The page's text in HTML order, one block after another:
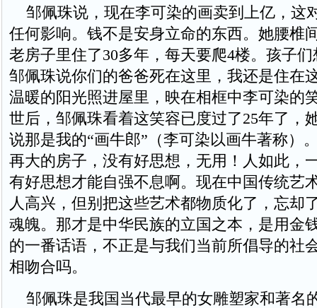
邹佩珠说，现在李可染的画卖到上亿，这
任何影响。钱不是安身立命的东西。她腰椎
老房子里住了30多年，每天要爬4楼。孩子
邹佩珠说你们的爸爸死在这里，我还是住在
温暖的阳光照进屋里，映在相框中李可染的
世后，邹佩珠看着这笑容已度过了25年了，
说那是我的“画牛郎”（李可染以画牛著称）
再大的房子，没有好思想，无用！人如此，
有好思想才能自强不息啊。现在中国传统艺
人高兴，但别把这些艺术都物质化了，忘却
魂魄。那才是中华民族的立国之本，是用金
的一番话语，不正是与我们当前所倡导的社
相吻合吗。
邹佩珠是我国当代最早的女雕塑家和著名